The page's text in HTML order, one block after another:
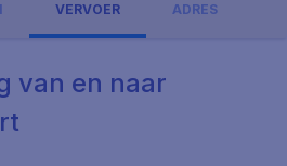
VERVOER ADRES
van en naar